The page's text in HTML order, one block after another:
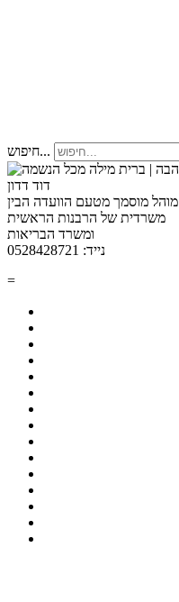
חיפוש...
דוד דדון
מוהל מוסמך מטעם הוועדה הבין
משרדית של הרבנות הראשית
ומשרד הבריאות
נייד: 0528428721
=